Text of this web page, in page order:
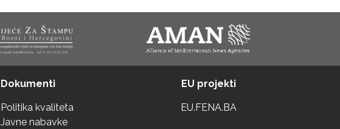
Dokumenti
Politika kvaliteta
Javne nabavke
EU projekti
EU.FENA.BA